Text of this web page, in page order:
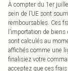
À compter du 1er
sein de l’UE sont
remboursables. Ces
l’importation de
sont calculés au
affichés comme une
finalisiez votre
acceptez que ces